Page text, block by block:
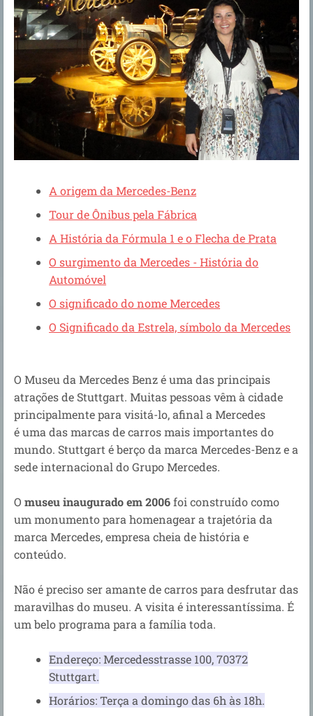
A origem da Mercedes-Benz
Tour de Ônibus pela Fábrica
A História da Fórmula 1 e o Flecha de Prata
O surgimento da Mercedes - História do
Automóvel
O significado do nome Mercedes
O Significado da Estrela, símbolo da Mercedes
O Museu da Mercedes Benz é uma das principais
atrações de Stuttgart. Muitas pessoas vêm à cidade
principalmente para visitá-lo, afinal a Mercedes
éuma das marcas de carros mais importantes do
mundo. Stuttgart é berço da marca Mercedes-Benz e a
sede internacional do Grupo Mercedes.
O museu inaugurado em 2006foi construído como
um monumento para homenagear a trajetória da
marca Mercedes, empresa cheia de história e
conteúdo.
Não é preciso ser amante de carros para desfrutar das
maravilhas do museu. A visita é interessantíssima. É
um belo programa para a família toda.
Endereço: Mercedesstrasse 100, 70372
Stuttgart.
Horários: Terça a domingo das 6h às 18h.